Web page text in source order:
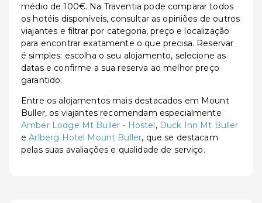
médio de 100€. Na Traventia pode comparar todos
os hotéis disponíveis, consultar as opiniões de outros
viajantes e filtrar por categoria, preço e localização
para encontrar exatamente o que precisa. Reservar
é simples: escolha o seu alojamento, selecione as
datas e confirme a sua reserva ao melhor preço
garantido.
Entre os alojamentos mais destacados em Mount
Buller, os viajantes recomendam especialmente
Amber Lodge Mt Buller - Hostel, Duck Inn Mt Buller
eArlberg Hotel Mount Buller, que se destacam
pelas suas avaliações e qualidade de serviço.